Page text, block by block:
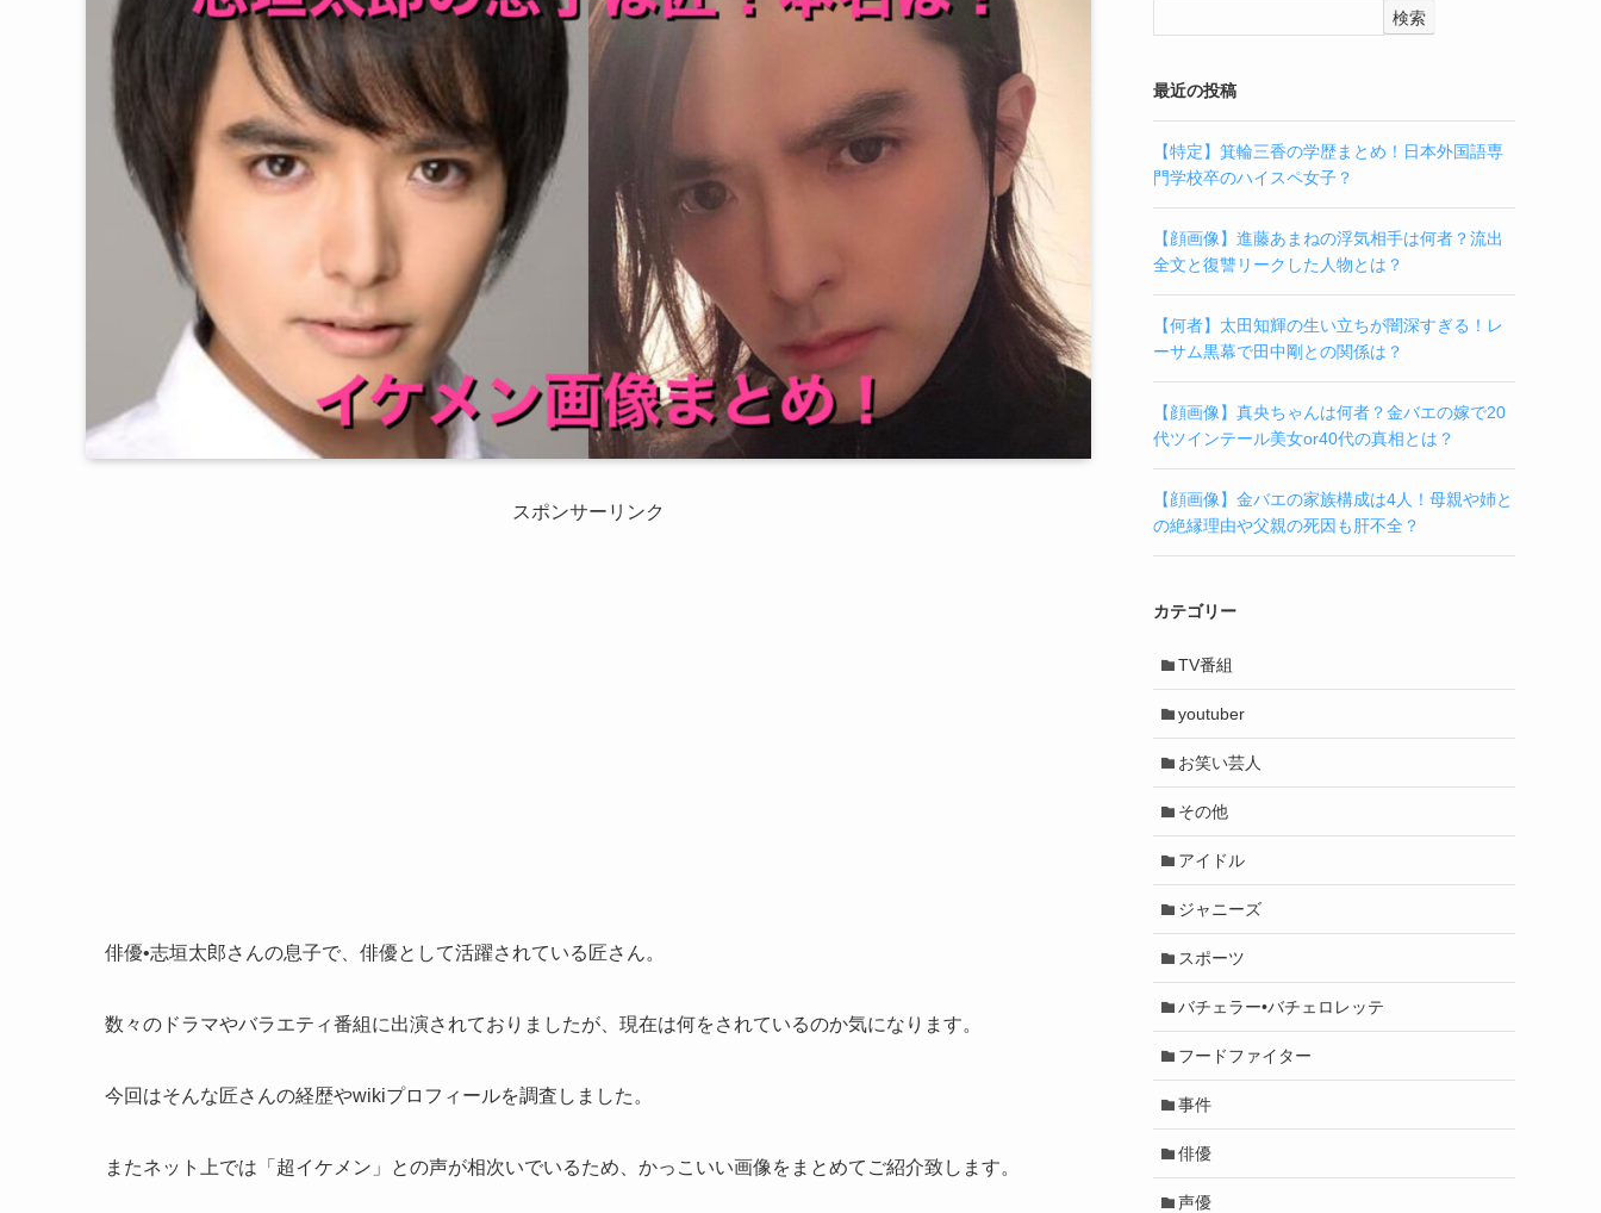
スポンサーリンク
俳優•志垣太郎さんの息子で、俳優として活躍されている匠さん。
数々のドラマやバラエティ番組に出演されておりましたが、現在は何をされているのか気になります。
今回はそんな匠さんの経歴やwikiプロフィールを調査しました。
またネット上では「超イケメン」との声が相次いでいるため、かっこいい画像をまとめてご紹介致します。
検索
最近の投稿
【特定】箕輪三香の学歴まとめ！日本外国語専
門学校卒のハイスペ女子？
【顔画像】進藤あまねの浮気相手は何者？流出
全文と復讐リークした人物とは？
【何者】太田知輝の生い立ちが闇深すぎる！レ
ーサム黒幕で田中剛との関係は？
【顔画像】真央ちゃんは何者？金バエの嫁で20
代ツインテール美女or40代の真相とは？
【顔画像】金バエの家族構成は4人！母親や姉と
の絶縁理由や父親の死因も肝不全？
カテゴリー
TV番組
youtuber
お笑い芸人
その他
アイドル
ジャニーズ
スポーツ
バチェラー•バチェロレッテ
フードファイター
事件
俳優
声優